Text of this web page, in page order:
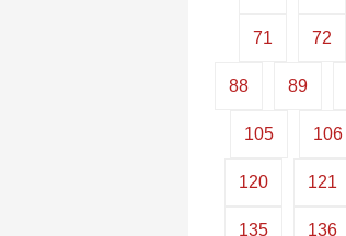
71 72
88 89
105 106
120 121
135 136